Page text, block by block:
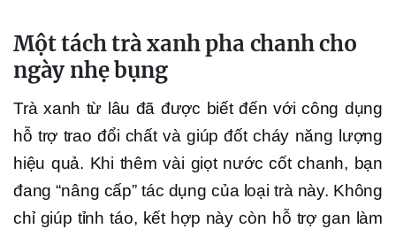
Một tách trà xanh pha chanh cho
ngày nhẹ bụng
Trà xanh từ lâu đã được biết đến với công dụng
hỗ trợ trao đổi chất và giúp đốt cháy năng lượng
hiệu quả. Khi thêm vài giọt nước cốt chanh, bạn
đang “nâng cấp” tác dụng của loại trà này. Không
chỉ giúp tỉnh táo, kết hợp này còn hỗ trợ gan làm